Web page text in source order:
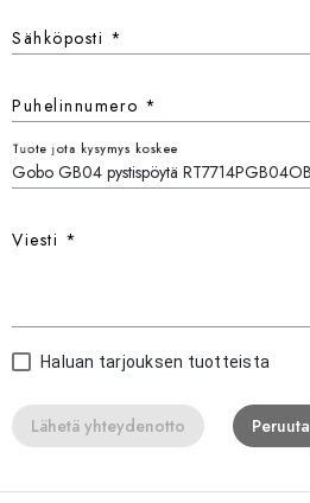
Sähköposti *
Puhelinnumero *
Tuote jota kysymys koskee
Viesti *
Haluan tarjouksen tuotteista
Lähetä yhteydenotto Peruuta